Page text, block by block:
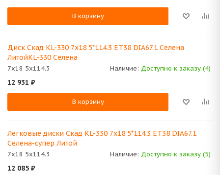
В корзину
Диск Скад KL-330 7x18 5*114.3 ET38 DIA67.1 Селена
ЛитойKL-330 Селена
7x18 5x114.3 Наличие: Доступно к заказу (4)
12 931 ₽
В корзину
Легковые диски Скад KL-330 7x18 5*114.3 ET38 DIA67.1
Селена-супер Литой
7x18 5x114.3 Наличие: Доступно к заказу (5)
12 085 ₽